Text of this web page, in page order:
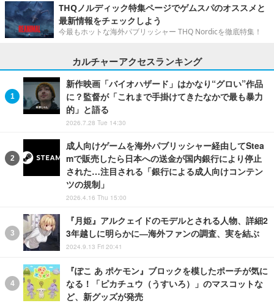
THQノルディック特集ページでゲムスパのオススメと
最新情報をチェックしよう
今最もホットな海外パブリッシャー THQ Nordicを徹底特集！
カルチャーアクセスランキング
新作映画「バイオハザード」はかなり“グロい”作品
に？監督が「これまで手掛けてきたなかで最も暴力
的」と語る
2026.7.28 Tue 14:30
成人向けゲームを海外パブリッシャー経由してStea
mで販売したら日本への送金が国内銀行により停止
された…注目される「銀行による成人向けコンテン
ツの規制」
2026.4.16 Thu 15:00
『月姫』アルクェイドのモデルとされる人物、詳細2
3年越しに明らかに―海外ファンの調査、実を結ぶ
2024.9.13 Fri 20:41
『ぽこ あ ポケモン』ブロックを模したポーチが気に
なる！「ピカチュウ（うすいろ）」のマスコットな
ど、新グッズが発売